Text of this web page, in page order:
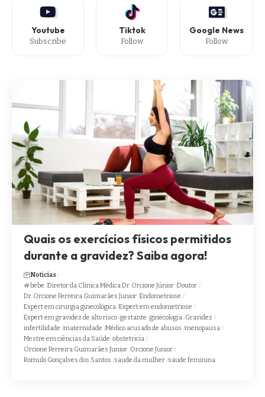
Youtube
Subscribe
Tiktok
Follow
Google News
Follow
Quais os exercícios físicos permitidos
durante a gravidez? Saiba agora!
Noticias
bebe Diretor da Clinica Médica Dr. Orcione Júnior Doutor
Dr. Orcione Ferreira Guimarães Junior Endometriose
Expert em cirurgia ginecológica Expert em endometriose
Expert em gravidez de alto risco gestante ginecologia Gravidez
infertilidade maternidade Médico acusado de abusos menopausa
Mestre em ciências da Saúde obstetricia
Orcione Ferreira Guimarães Junior Orcione Junior
Romulo Gonçalves dos Santos saude da mulher saude feminina